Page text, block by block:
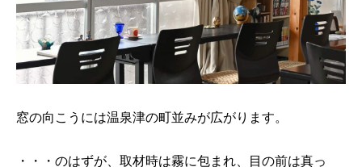
窓の向こうには温泉津の町並みが広がります。
・・・のはずが、取材時は霧に包まれ、目の前は真っ